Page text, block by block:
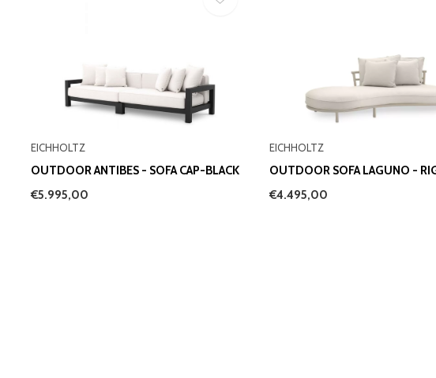
EICHHOLTZ
OUTDOOR ANTIBES - SOFA CAP-BLACK
€5.995,00
EICHHOLTZ
OUTDOOR SOFA LAGUNO -
€4.495,00